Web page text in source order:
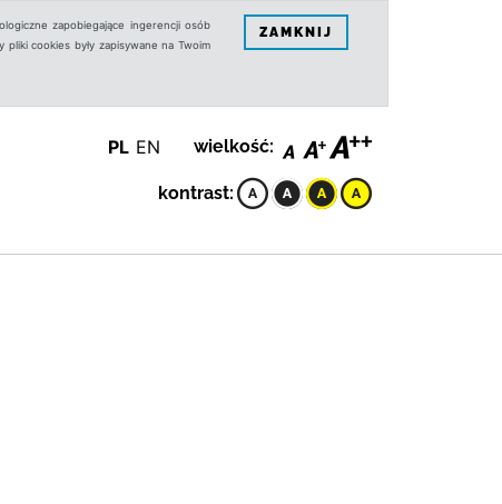
zapobiegające ingerencji osób
cookies były zapisywane na Twoim
ZAMKNIJ
PL EN wielkość:
kontrast: